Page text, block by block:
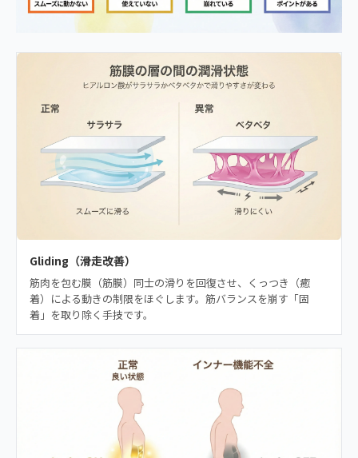
Gliding（滑走改善）
筋肉を包む膜（筋膜）同士の滑りを回復させ、くっつき（癒
着）による動きの制限をほぐします。筋バランスを崩す「固
着」を取り除く手技です。